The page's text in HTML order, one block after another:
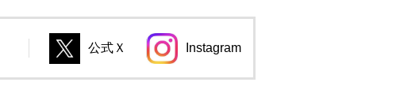
別のウィンドウで開きます。
公式Ｘ
別のウィンドウで開きます。
別のウィンドウで開きます。
Instagram
別のウィンドウで開きます。